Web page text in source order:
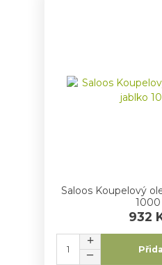
Saloos Koupelový
932